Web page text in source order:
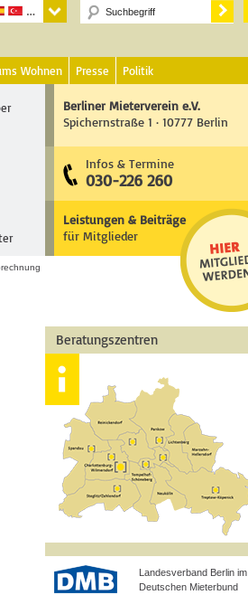
Wohnen Presse Politik
Berliner Mieterverein e.V.
Spichernstraße 1 · 10777 Berlin
Infos & Termine
030-226 260
Leistungen & Beiträge
für Mitglieder
Beratungszentren
Landesverband Berlin im
Deutschen Mieterbund